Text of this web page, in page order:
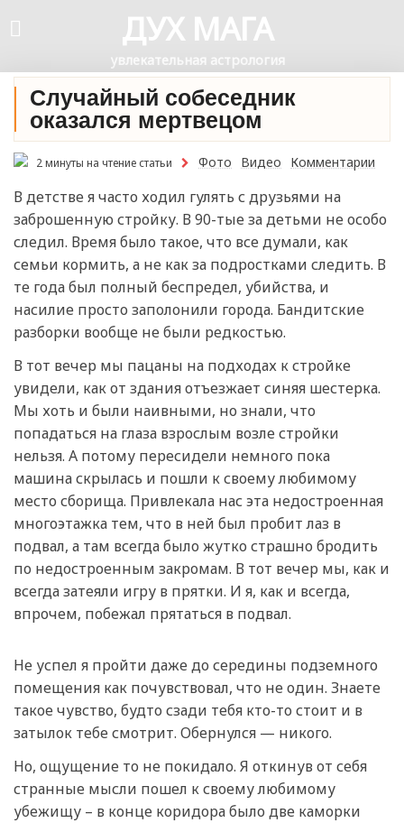
ДУХ МАГА
увлекательная астрология
Случайный собеседник
оказался мертвецом
2 минуты на чтение статьи Фото Видео Комментарии
В детстве я часто ходил гулять с друзьями на
заброшенную стройку. В 90-тые за детьми не особо
следил. Время было такое, что все думали, как
семьи кормить, а не как за подростками следить. В
те года был полный беспредел, убийства, и
насилие просто заполонили города. Бандитские
разборки вообще не были редкостью.
В тот вечер мы пацаны на подходах к стройке
увидели, как от здания отъезжает синяя шестерка.
Мы хоть и были наивными, но знали, что
попадаться на глаза взрослым возле стройки
нельзя. А потому пересидели немного пока
машина скрылась и пошли к своему любимому
место сборища. Привлекала нас эта недостроенная
многоэтажка тем, что в ней был пробит лаз в
подвал, а там всегда было жутко страшно бродить
по недостроенным закромам. В тот вечер мы, как и
всегда затеяли игру в прятки. И я, как и всегда,
впрочем, побежал прятаться в подвал.
Не успел я пройти даже до середины подземного
помещения как почувствовал, что не один. Знаете
такое чувство, будто сзади тебя кто-то стоит и в
затылок тебе смотрит. Обернулся — никого.
Но, ощущение то не покидало. Я откинув от себя
странные мысли пошел к своему любимому
убежищу – в конце коридора было две каморки